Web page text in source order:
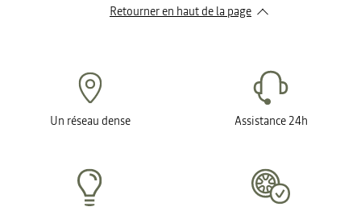
Retourner en haut de la page
Un réseau dense Assistance 24h